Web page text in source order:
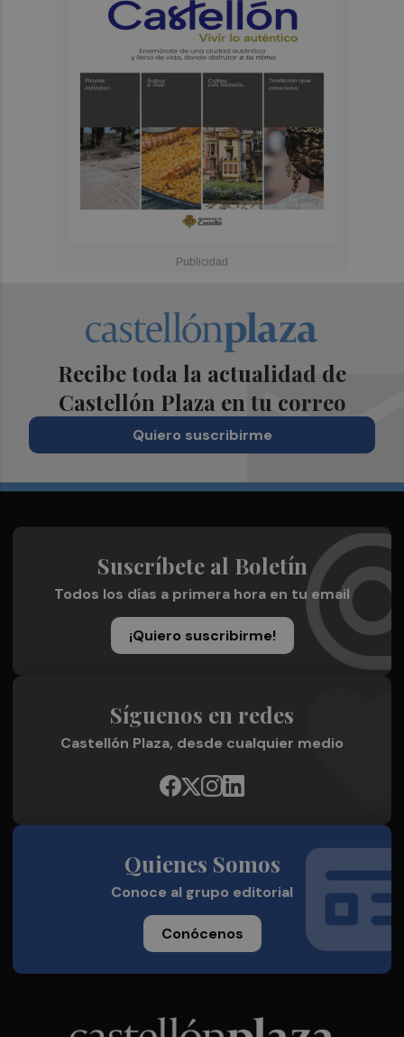
Recibe toda la actualidad de
Castellón Plaza en tu correo
Quiero suscribirme
Suscríbete al Boletín
Todos los días a primera hora en tu email
¡Quiero suscribirme!
Síguenos en redes
Castellón Plaza, desde cualquier medio
Quienes Somos
Conoce al grupo editorial
Conócenos